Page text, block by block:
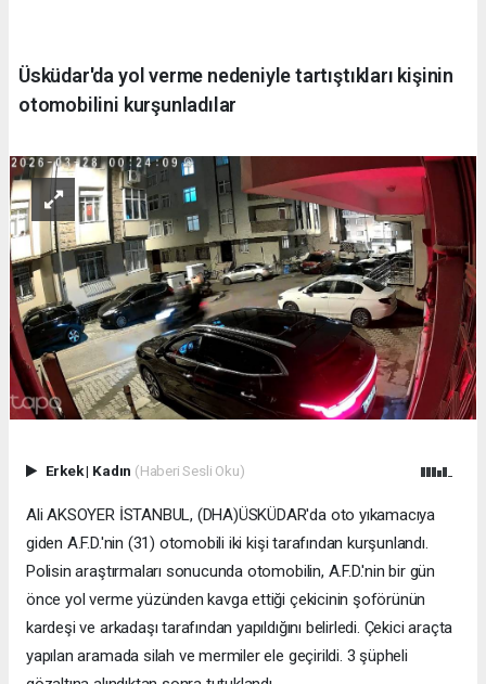
Üsküdar'da yol verme nedeniyle tartıştıkları kişinin
otomobilini kurşunladılar
Erkek| Kadın (Haberi Sesli Oku)
Ali AKSOYER İSTANBUL, (DHA)ÜSKÜDAR'da oto yıkamacıya
giden A.F.D.'nin (31) otomobili iki kişi tarafından kurşunlandı.
Polisin araştırmaları sonucunda otomobilin, A.F.D.'nin bir gün
önce yol verme yüzünden kavga ettiği çekicinin şoförünün
kardeşi ve arkadaşı tarafından yapıldığını belirledi. Çekici araçta
yapılan aramada silah ve mermiler ele geçirildi. 3 şüpheli